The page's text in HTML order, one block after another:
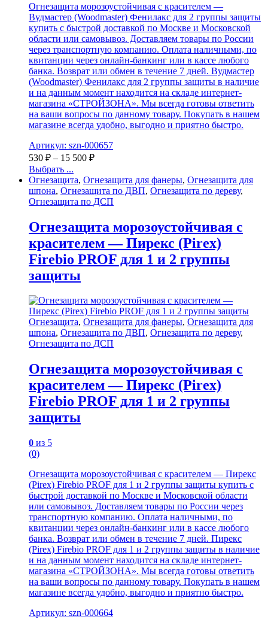
Огнезащита морозоустойчивая с красителем —
Вудмастер (Woodmaster) Фенилакс для 2 группы защиты
купить с быстрой доставкой по Москве и Московской
области или самовывоз. Доставляем товары по России
через транспортную компанию. Оплата наличными, по
квитанции через онлайн-банкинг или в кассе любого
банка. Возврат или обмен в течение 7 дней. Вудмастер
(Woodmaster) Фенилакс для 2 группы защиты в наличие
и на данным момент находится на складе интернет-
магазина «СТРОЙЗОНА». Мы всегда готовы ответить
на ваши вопросы по данному товару. Покупать в нашем
магазине всегда удобно, выгодно и приятно быстро.
Артикул: szn-000657
530 ₽ – 15 500 ₽
Выбрать ...
Огнезащита, Огнезащита для фанеры, Огнезащита для
шпона, Огнезащита по ДВП, Огнезащита по дереву,
Огнезащита по ДСП
Огнезащита морозоустойчивая с
красителем — Пирекс (Pirex)
Firebio PROF для 1 и 2 группы
защиты
Огнезащита, Огнезащита для фанеры, Огнезащита для
шпона, Огнезащита по ДВП, Огнезащита по дереву,
Огнезащита по ДСП
Огнезащита морозоустойчивая с
красителем — Пирекс (Pirex)
Firebio PROF для 1 и 2 группы
защиты
0 из 5
(0)
Огнезащита морозоустойчивая с красителем — Пирекс
(Pirex) Firebio PROF для 1 и 2 группы защиты купить с
быстрой доставкой по Москве и Московской области
или самовывоз. Доставляем товары по России через
транспортную компанию. Оплата наличными, по
квитанции через онлайн-банкинг или в кассе любого
банка. Возврат или обмен в течение 7 дней. Пирекс
(Pirex) Firebio PROF для 1 и 2 группы защиты в наличие
и на данным момент находится на складе интернет-
магазина «СТРОЙЗОНА». Мы всегда готовы ответить
на ваши вопросы по данному товару. Покупать в нашем
магазине всегда удобно, выгодно и приятно быстро.
Артикул: szn-000664